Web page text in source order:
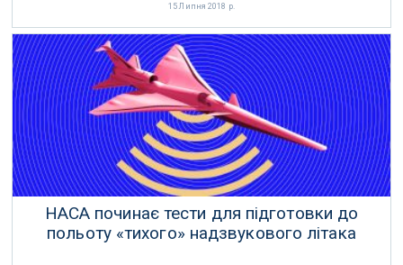
15 Липня 2018 р.
НАСА починає тести для підготовки до
польоту «тихого» надзвукового літака